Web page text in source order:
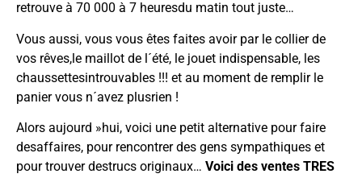
retrouve à 70 000 à 7 heuresdu matin tout juste…
Vous aussi, vous vous êtes faites avoir par le collier de
vos rêves,le maillot de l´été, le jouet indispensable, les
chaussettesintrouvables !!! et au moment de remplir le
panier vous n´avez plusrien !
Alors aujourd »hui, voici une petit alternative pour faire
desaffaires, pour rencontrer des gens sympathiques et
pour trouver destrucs originaux… Voici des ventes TRES